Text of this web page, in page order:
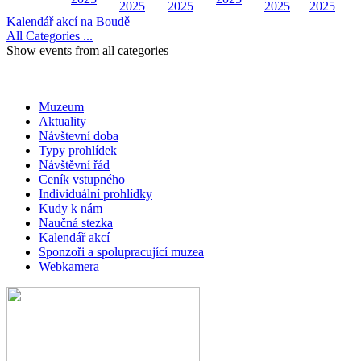
2025
2025
2025
2025
Kalendář akcí na Boudě
All Categories ...
Show events from all categories
Muzeum
Aktuality
Návštevní doba
Typy prohlídek
Návštěvní řád
Ceník vstupného
Individuální prohlídky
Kudy k nám
Naučná stezka
Kalendář akcí
Sponzoři a spolupracující muzea
Webkamera